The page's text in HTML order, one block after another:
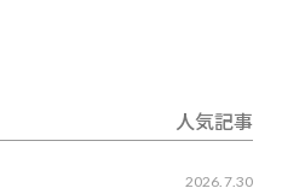
人気記事
2026.7.30